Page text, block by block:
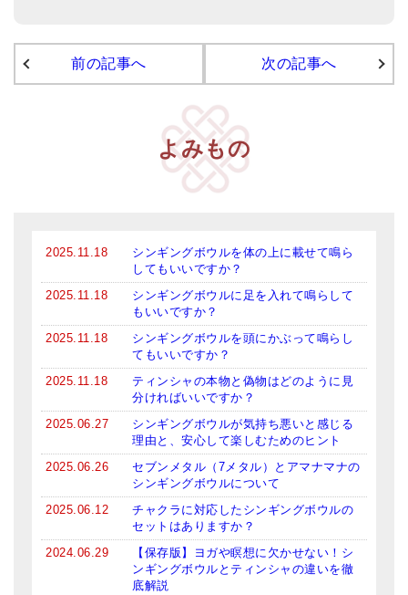
● チベット・シンギングボウル
マンダラ彫（黒・渋金）
特大シンギングボウル・特殊柄
スティック・マレット・リング（台座）
アマナマナのティンシャ
プレミアム・ティンシャ（L・M）
ベーシック・ティンシャ（4種）
ティンシャケース
チベット・真マントラ香
お香定期購入（ラクとくサブスク）
チベット高僧のオラクルカード
前の記事へ 次の記事へ
よみもの
2025.11.18
シンギングボウルを体の上に載せて鳴ら
してもいいですか？
2025.11.18
シンギングボウルに足を入れて鳴らして
もいいですか？
2025.11.18
シンギングボウルを頭にかぶって鳴らし
てもいいですか？
2025.11.18
ティンシャの本物と偽物はどのように見
分ければいいですか？
2025.06.27
シンギングボウルが気持ち悪いと感じる
理由と、安心して楽しむためのヒント
2025.06.26
セブンメタル（7メタル）とアマナマナの
シンギングボウルについて
2025.06.12
チャクラに対応したシンギングボウルの
セットはありますか？
2024.06.29
【保存版】ヨガや瞑想に欠かせない！シ
ンギングボウルとティンシャの違いを徹
底解説